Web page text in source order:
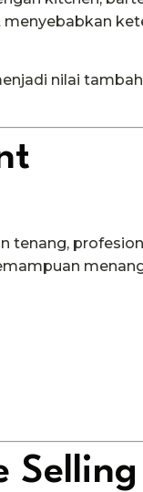
menyebabkan
nilai
tenang,
Selling